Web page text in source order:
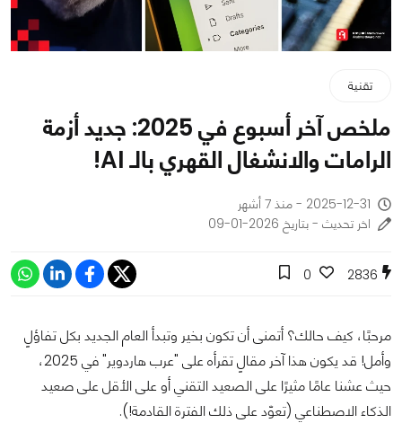
تقنية
ملخص آخر أسبوع في 2025: جديد أزمة
الرامات والانشغال القهري بالـ AI!
2025-12-31 - منذ 7 أشهر
اخر تحديث - بتاريخ 2026-01-09
2836
0
مرحبًا، كيف حالك؟ أتمنى أن تكون بخير وتبدأ العام الجديد بكل تفاؤلٍ
وأمل! قد يكون هذا آخر مقالٍ تقرأه على "عرب هاردوير" في 2025،
حيث عشنا عامًا مثيرًا على الصعيد التقني أو على الأقل على صعيد
الذكاء الاصطناعي (تعوّد على ذلك الفترة القادمة!).